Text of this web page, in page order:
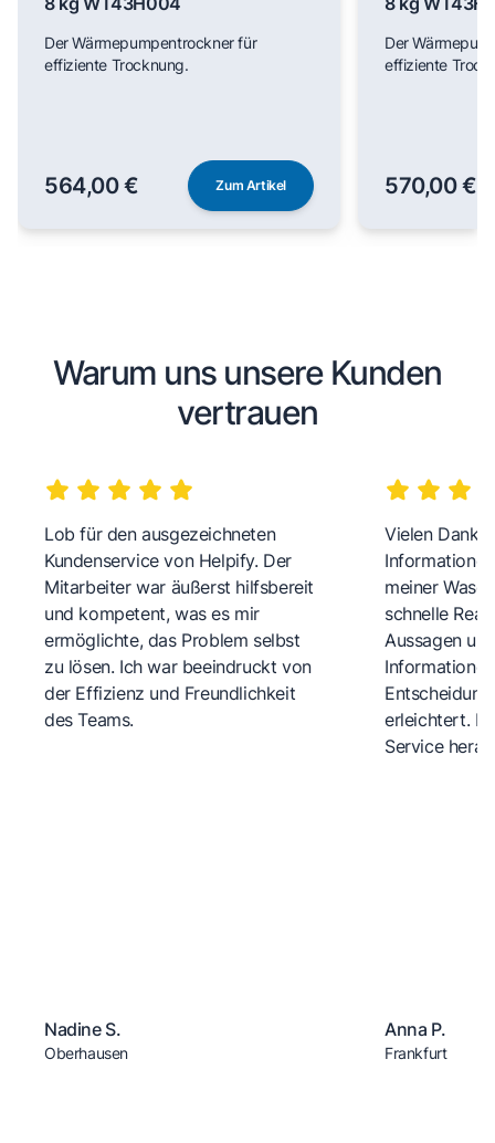
Der Wärmepumpentrockner für
effiziente Trocknung.
564,00 € Zum Artikel
Der
effiziente
570,00 €
Warum uns unsere Kunden
vertrauen
Lob für den ausgezeichneten
Kundenservice von Helpify. Der
Mitarbeiter war äußerst hilfsbereit
und kompetent, was es mir
ermöglichte, das Problem selbst
zu lösen. Ich war beeindruckt von
der Effizienz und Freundlichkeit
des Teams.
Nadine S.
Oberhausen
Vielen Dank
meiner
schnelle
Aussagen
erleichtert.
Service
Anna P.
Frankfurt